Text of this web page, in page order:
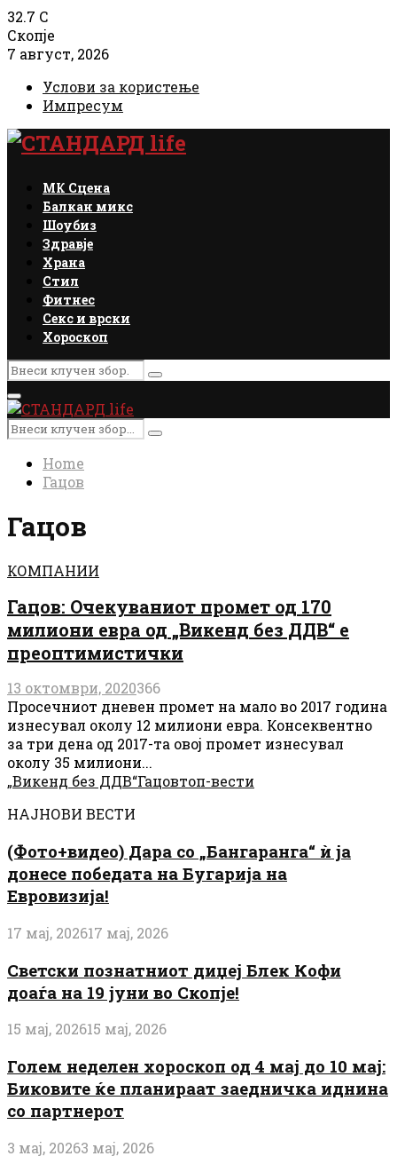
32.7 C
Скопје
7 август, 2026
Услови за користење
Импресум
Facebook
Instagram
Email
Rss
МК Сцена
Балкан микс
Шоубиз
Здравје
Храна
Стил
Фитнес
Секс и врски
Хороскоп
Search
for:
Search
Primary
Menu
Search
for:
Search
Home
Гацов
Гацов
КОМПАНИИ
Гацов: Очекуваниот промет од 170
милиони евра од „Викенд без ДДВ“ е
преоптимистички
13 октомври, 2020366
Просечниот дневен промет на мало во 2017 година
изнесувал околу 12 милиони евра. Консеквентно
за три дена од 2017-та овој промет изнесувал
околу 35 милиони...
„Викенд без ДДВ“Гацовтоп-вести
НАЈНОВИ ВЕСТИ
(Фото+видео) Дара со „Бангаранга“ ѝ ја
донесе победата на Бугарија на
Евровизија!
17 мај, 202617 мај, 2026
Светски познатниот диџеј Блек Кофи
доаѓа на 19 јуни во Скопје!
15 мај, 202615 мај, 2026
Голем неделен хороскоп од 4 мај до 10 мај:
Биковите ќе планираат заедничка иднина
со партнерот
3 мај, 20263 мај, 2026